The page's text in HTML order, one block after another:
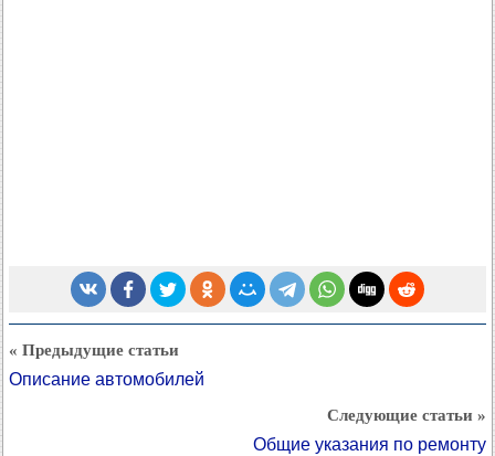
« Предыдущие статьи
Описание автомобилей
Следующие статьи »
Общие указания по ремонту